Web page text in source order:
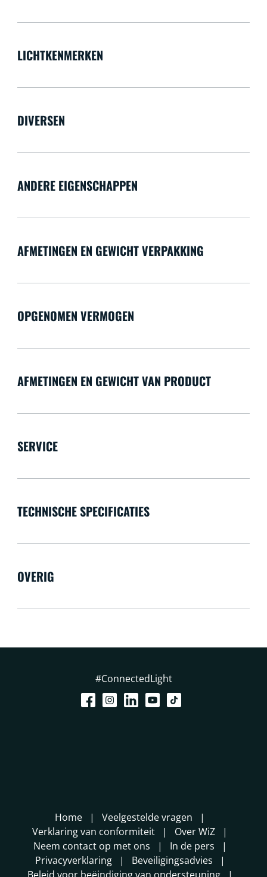
LICHTKENMERKEN
DIVERSEN
ANDERE EIGENSCHAPPEN
AFMETINGEN EN GEWICHT VERPAKKING
OPGENOMEN VERMOGEN
AFMETINGEN EN GEWICHT VAN PRODUCT
SERVICE
TECHNISCHE SPECIFICATIES
OVERIG
#ConnectedLight
Home
Veelgestelde vragen
Verklaring van conformiteit
Over WiZ
Neem contact op met ons
In de pers
Privacyverklaring
Beveiligingsadvies